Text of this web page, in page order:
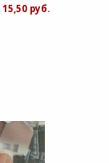
15,50 руб.